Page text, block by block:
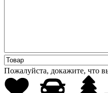
Пожалуйста, докажите, что